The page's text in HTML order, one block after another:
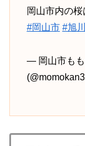
岡山市内の桜
#岡山市 #旭川
— 岡山市も